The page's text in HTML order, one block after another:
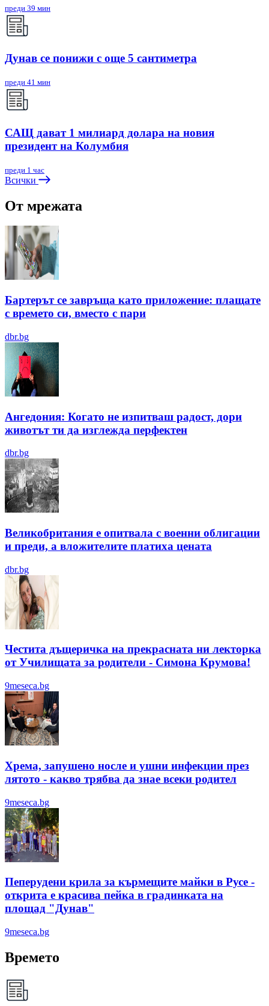
преди 39 мин
Дунав се понижи с още 5 сантиметра
преди 41 мин
САЩ дават 1 милиард долара на новия
президент на Колумбия
преди 1 час
Всички
От мрежата
Бартерът се завръща като приложение: плащате
с времето си, вместо с пари
dbr.bg
Ангедония: Когато не изпитваш радост, дори
животът ти да изглежда перфектен
dbr.bg
Великобритания е опитвала с военни облигации
и преди, а вложителите платиха цената
dbr.bg
Честита дъщеричка на прекрасната ни лекторка
от Училищата за родители - Симона Крумова!
9meseca.bg
Хрема, запушено носле и ушни инфекции през
лятотo - какво трябва да знае всеки родител
9meseca.bg
Пеперудени крила за кърмещите майки в Русе -
открита е красива пейка в градинката на
площад "Дунав"
9meseca.bg
Времето